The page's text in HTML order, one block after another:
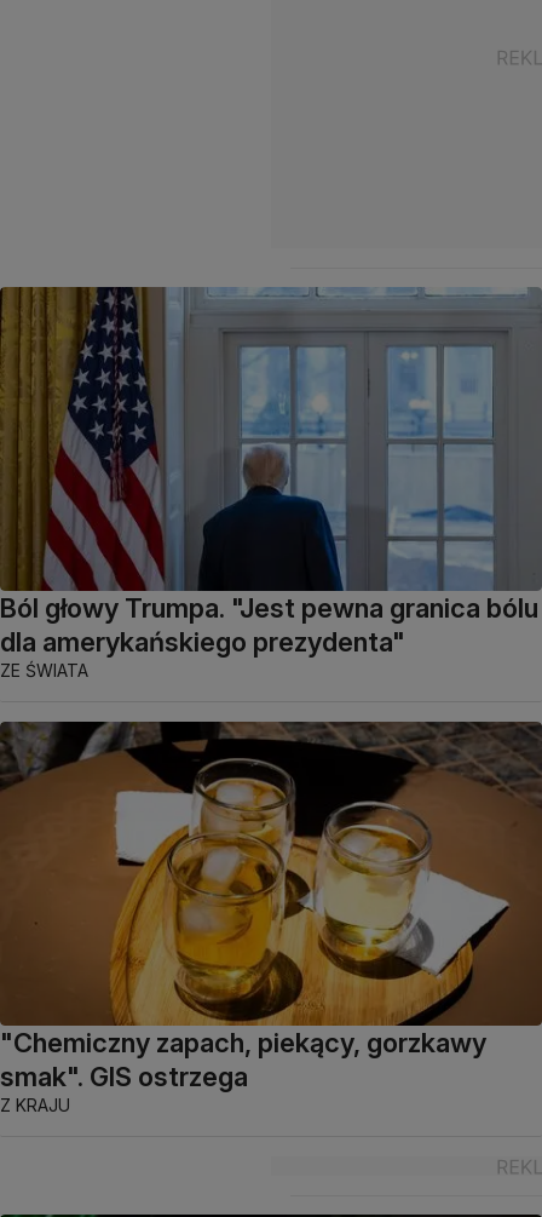
Ból głowy Trumpa. "Jest pewna granica bólu
dla amerykańskiego prezydenta"
ZE ŚWIATA
"Chemiczny zapach, piekący, gorzkawy
smak". GIS ostrzega
Z KRAJU